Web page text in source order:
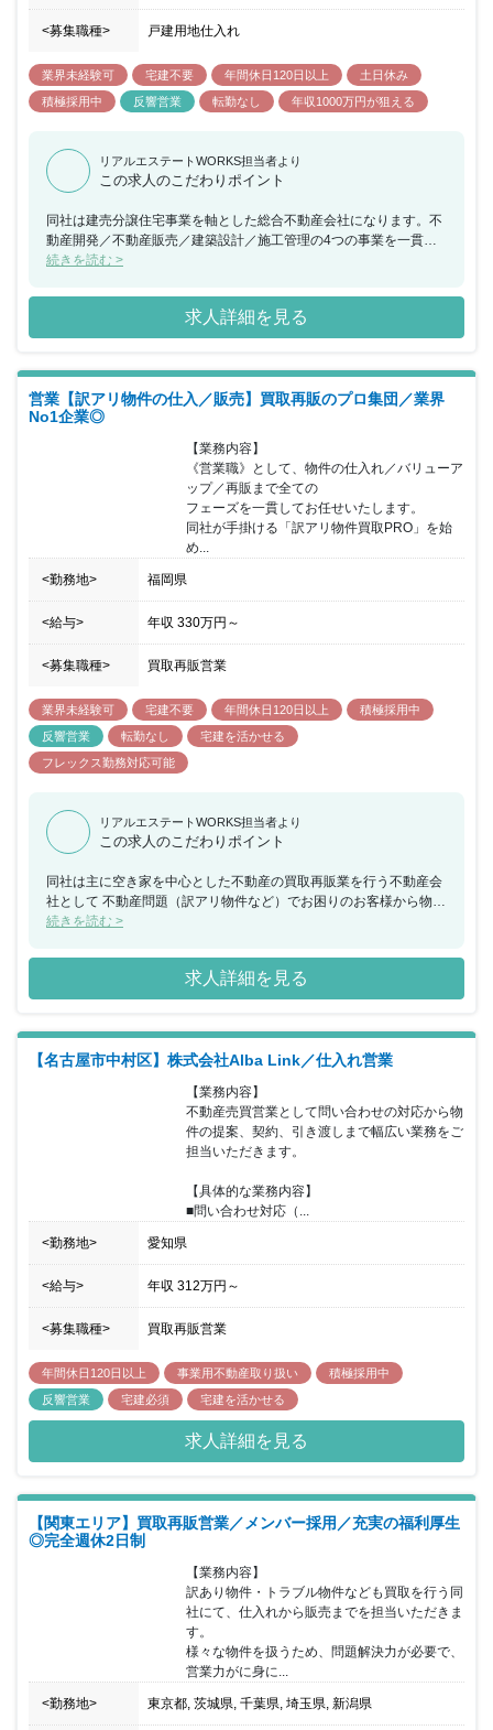
<募集職種> 戸建用地仕入れ
業界未経験可 宅建不要 年間休日120日以上
土日休み
積極採用中
反響営業 転勤なし 年収1000万円が狙える
リアルエステートWORKS担当者より
この求人のこだわりポイント
同社は建売分譲住宅事業を軸とした総合不動産会社になります。不
動産開発／不動産販売／建築設計／施工管理の4つの事業を一貫し
て手掛けており、お客様に対して最高のクオリティでご要望に応え
ることで現在も成長を続けている企業になります。公平な評価制度
（高インセンティブあり）も整っており、明確な基準設定された人
事制度の中で活躍した分は しっかり還元される環境が整っていま
続きを読む >
求人詳細を見る
営業【訳アリ物件の仕入／販売】買取再販のプロ集団／業界
No1企業◎
【業務内容】
《営業職》として、物件の仕入れ／バリューア
ップ／再販まで全ての
フェーズを一貫してお任せいたします。
同社が手掛ける「訳アリ物件買取PRO」を始
め...
<勤務地> 福岡県
<給与> 年収 330万円 ～
<募集職種> 買取再販営業
業界未経験可 宅建不要 年間休日120日以上
積極採用中
反響営業
転勤なし
宅建を活かせる
フレックス勤務対応可能
リアルエステートWORKS担当者より
この求人のこだわりポイント
同社は主に空き家を中心とした不動産の買取再販業を行う不動産会
社として 不動産問題（訳アリ物件など）でお困りのお客様から物件
を買い入れ、 物件のバリューアップをした後に再販する独自のビジ
ト『訳アリ物件買取PRO』を運営しており、年間の問い合わせ件数
は約6,400件（2023年度）を超え、多くのお客様からご相談を頂い
ており、 業界のパイオニア的存在として業界No1の地位を確立して
的に仕掛けており、 合理的に集客を実現し知名度も年々上がってき
ている企業になります。 同ポジションでは人柄重視の採用となって
る方であれば活躍できる環境で、 他業種からの転職実績も多く、こ
れまでの背景は様々な方が第一線で活躍して います。
続きを読む >
求人詳細を見る
【名古屋市中村区】株式会社Alba Link／仕入れ営業
【業務内容】
不動産売買営業として問い合わせの対応から物
件の提案、契約、引き渡しまで幅広い業務をご
担当いただきます。
【具体的な業務内容】
■問い合わせ対応（...
<勤務地> 愛知県
<給与> 年収 312万円 ～
<募集職種> 買取再販営業
年間休日120日以上 事業用不動産取り扱い
積極採用中
反響営業
宅建必須 宅建を活かせる
求人詳細を見る
【関東エリア】買取再販営業／メンバー採用／充実の福利厚生
◎完全週休2日制
【業務内容】
訳あり物件・トラブル物件なども買取を行う同
社にて、仕入れから販売までを担当いただきま
す。
様々な物件を扱うため、問題解決力が必要で、
営業力がに身に...
<勤務地> 東京都, 茨城県, 千葉県, 埼玉県, 新潟県